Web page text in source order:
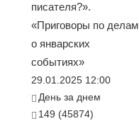
писателя?».
«Приговоры по делам
о январских
событиях»
29.01.2025 12:00
День за днем
149 (45874)